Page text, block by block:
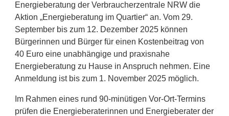
Energieberatung der Verbraucherzentrale NRW die
Aktion „Energieberatung im Quartier“ an. Vom 29.
September bis zum 12. Dezember 2025 können
Bürgerinnen und Bürger für einen Kostenbeitrag von
40 Euro eine unabhängige und praxisnahe
Energieberatung zu Hause in Anspruch nehmen. Eine
Anmeldung ist bis zum 1. November 2025 möglich.
Im Rahmen eines rund 90-minütigen Vor-Ort-Termins
prüfen die Energieberaterinnen und Energieberater der